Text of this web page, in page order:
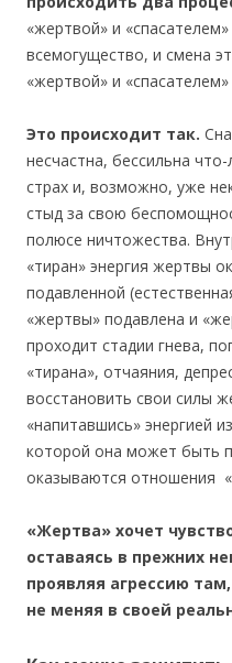
«жертвой» и
всемогущество, и смена
«жертвой» и
Это происходит так.
несчастна, бессильна
страх и, возможно, уже
стыд за свою
полюсе ничтожества.
«тиран» энергия жертвы
подавленной
«жертвы» подавлена и
проходит стадии гнева,
«тирана», отчаяния,
восстановить свои силы
«напитавшись» энергией
которой она может быть
оказываются отношения
«Жертва» хочет
оставаясь в прежних
проявляя агрессию
не меняя в своей